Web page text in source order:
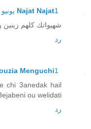
Najat Najat1 يونيو 2020 في 1:07 ص
شهيواتك كلهم زينين
رد
Menguchi1 يونيو 2020 في 1:07 ص
chi 3anedak hail
ou welidati
رد